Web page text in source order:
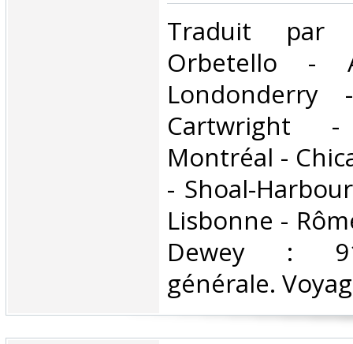
‎Traduit par
Orbetello -
Cartwright
Montréal -
- Shoal-
Lisbonne -
Dewey :
générale.